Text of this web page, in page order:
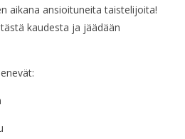
aikana ansioituneita taistelijoita!
kaudesta ja jäädään